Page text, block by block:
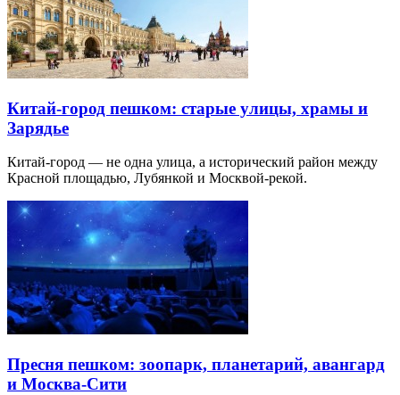
Китай-город пешком: старые улицы, храмы и
Зарядье
Китай-город — не одна улица, а исторический район между
Красной площадью, Лубянкой и Москвой-рекой.
Пресня пешком: зоопарк, планетарий, авангард
и Москва-Сити